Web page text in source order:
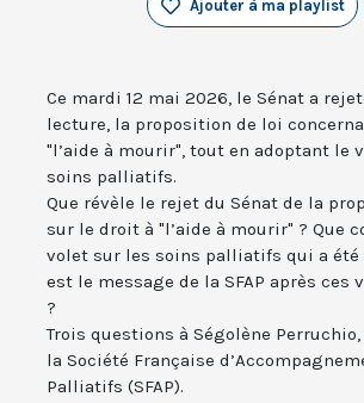
Ajouter à ma playlist
Ce mardi 12 mai 2026, le Sénat a
lecture, la proposition de loi
"l’aide à mourir", tout en adoptant le
soins palliatifs.
Que révèle le rejet du Sénat de la
sur le droit à "l’aide à mourir" ? Que
volet sur les soins palliatifs qui a été
est le message de la SFAP après ces
?
Trois questions à Ségolène
la Société Française
Palliatifs (SFAP).